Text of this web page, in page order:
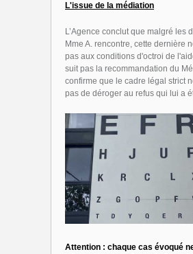
L'issue de la médiation
L’Agence conclut que malgré les
Mme A. rencontre, cette dernière
pas aux conditions d'octroi de
suit pas la recommandation du
confirme que le cadre légal strict
pas de déroger au refus qui lui a
Attention : chaque cas évoqué